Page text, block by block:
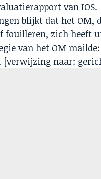
van IOS.
blijkt dat het OM,
fouilleren, zich heeft
van het OM
[verwijzing naar: